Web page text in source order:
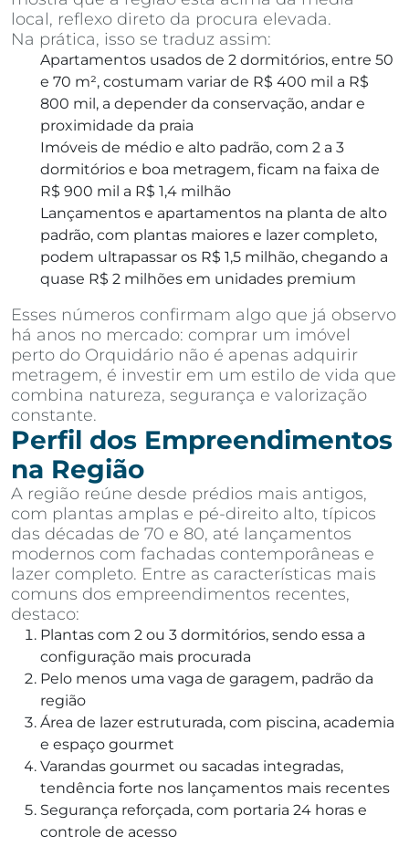
local, reflexo direto da procura elevada.
Na prática, isso se traduz assim:
Apartamentos usados de 2 dormitórios, entre 50
e 70 m², costumam variar de R$ 400 mil a R$
800 mil, a depender da conservação, andar e
proximidade da praia
Imóveis de médio e alto padrão, com 2 a 3
dormitórios e boa metragem, ficam na faixa de
R$ 900 mil a R$ 1,4 milhão
Lançamentos e apartamentos na planta de alto
padrão, com plantas maiores e lazer completo,
podem ultrapassar os R$ 1,5 milhão, chegando a
quase R$ 2 milhões em unidades premium
Esses números confirmam algo que já observo
há anos no mercado: comprar um imóvel
perto do Orquidário não é apenas adquirir
metragem, é investir em um estilo de vida que
combina natureza, segurança e valorização
constante.
Perfil dos Empreendimentos
na Região
A região reúne desde prédios mais antigos,
com plantas amplas e pé-direito alto, típicos
das décadas de 70 e 80, até lançamentos
modernos com fachadas contemporâneas e
lazer completo. Entre as características mais
comuns dos empreendimentos recentes,
destaco:
Plantas com 2 ou 3 dormitórios, sendo essa a
configuração mais procurada
Pelo menos uma vaga de garagem, padrão da
região
Área de lazer estruturada, com piscina, academia
e espaço gourmet
Varandas gourmet ou sacadas integradas,
tendência forte nos lançamentos mais recentes
Segurança reforçada, com portaria 24 horas e
controle de acesso